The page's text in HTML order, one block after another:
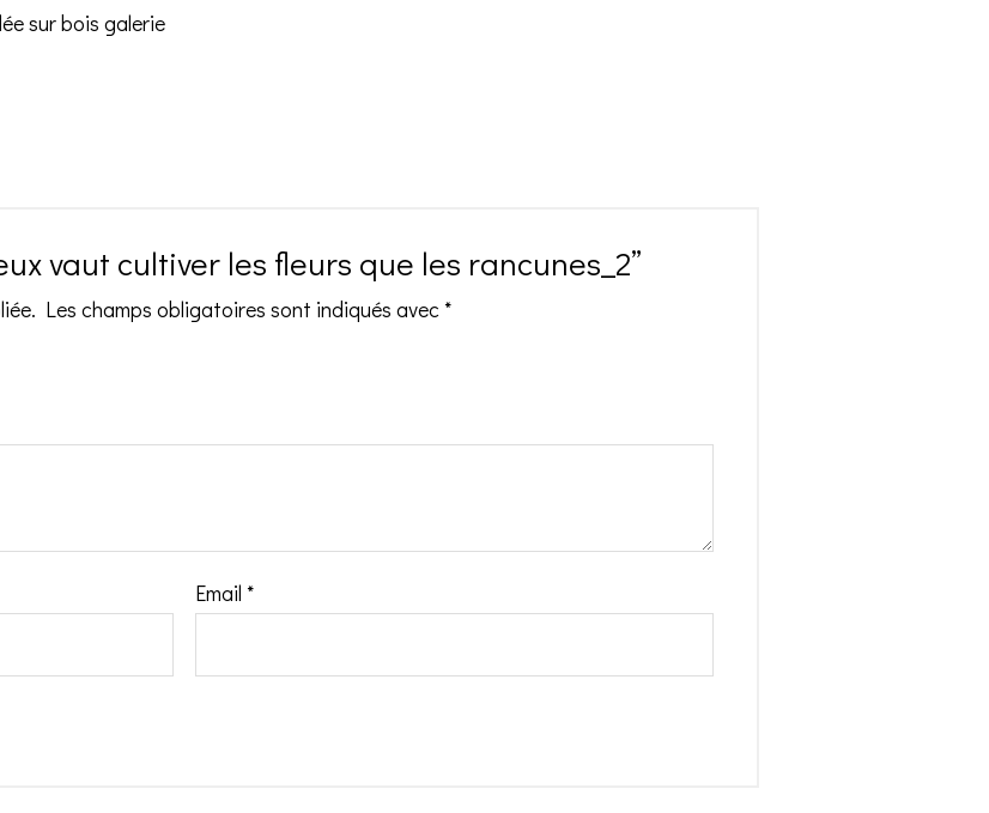
sur bois galerie
vaut cultiver les fleurs que les rancunes_2”
Les champs obligatoires sont indiqués avec *
Email *